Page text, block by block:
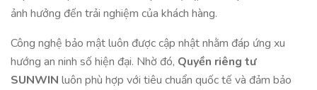
ảnh hưởng đến trải nghiệm của khách hàng.
Công nghệ bảo mật luôn được cập nhật nhằm đáp ứng xu
hướng an ninh số hiện đại. Nhờ đó, Quyền riêng tư
SUNWIN luôn phù hợp với tiêu chuẩn quốc tế và đảm bảo